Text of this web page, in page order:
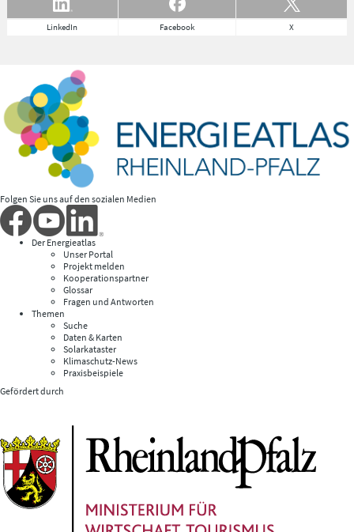
LinkedIn Facebook X
Folgen Sie uns auf den sozialen Medien
Der Energieatlas
Unser Portal
Projekt melden
Kooperationspartner
Glossar
Fragen und Antworten
Themen
Suche
Daten & Karten
Solarkataster
Klimaschutz-News
Praxisbeispiele
Gefördert durch